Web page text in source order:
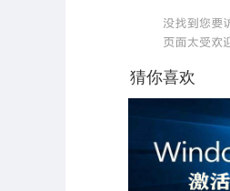
猜你喜欢